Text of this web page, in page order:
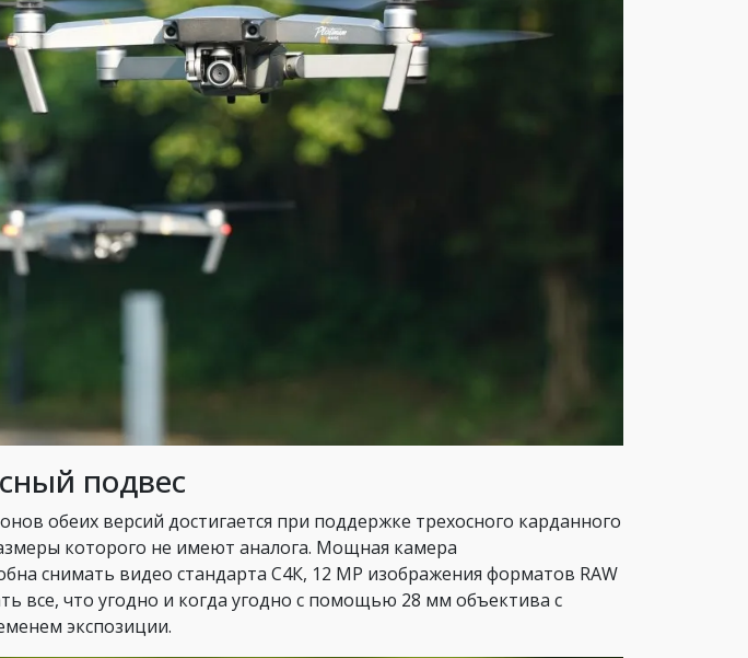
подвес
обеих версий достигается при поддержке трехосного карданного
которого не имеют аналога. Мощная камера
снимать видео стандарта С4К, 12 MP изображения форматов RAW
все, что угодно и когда угодно с помощью 28 мм объектива с
экспозиции.